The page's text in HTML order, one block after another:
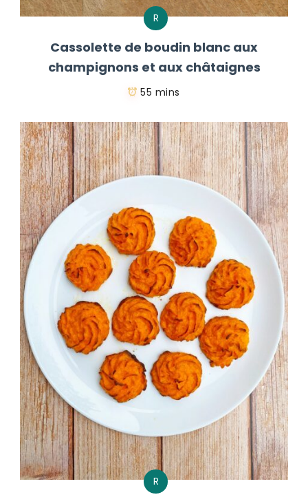
R
Cassolette de boudin blanc aux
champignons et aux châtaignes
55 mins
R